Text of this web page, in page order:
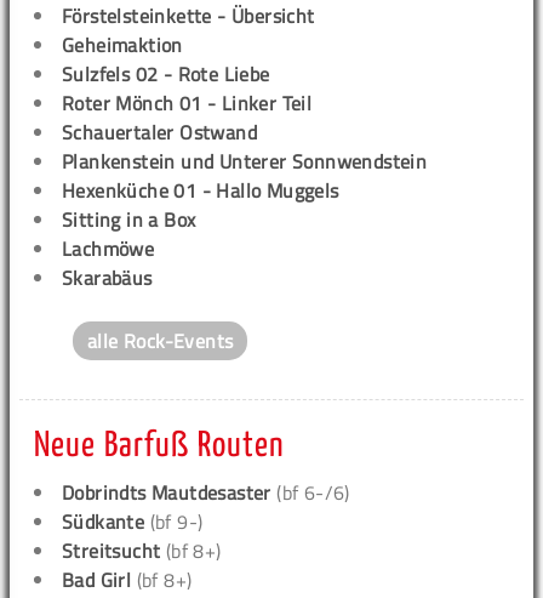
Förstelsteinkette - Übersicht
Geheimaktion
Sulzfels 02 - Rote Liebe
Roter Mönch 01 - Linker Teil
Schauertaler Ostwand
Plankenstein und Unterer Sonnwendstein
Hexenküche 01 - Hallo Muggels
Sitting in a Box
Lachmöwe
Skarabäus
alle Rock-Events
Neue Barfuß Routen
Dobrindts Mautdesaster (bf 6-/6)
Südkante (bf 9-)
Streitsucht (bf 8+)
Bad Girl (bf 8+)